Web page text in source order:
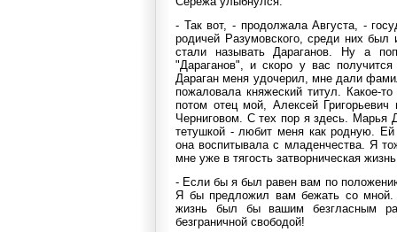
- Так вот, - продолжала Августа, -
родичей Разумовского, среди них был
стали называть Дараганов. Ну а
"Дараганов", и скоро у вас
Дараган меня удочерил, мне дали
пожаловала княжеский титул. Какое-
потом отец мой, Алексей
Черниговом. С тех пор я здесь. Марья
тетушкой - любит меня как родную.
она воспитывала с младенчества. Я
мне уже в тягость затворническая
- Если бы я был равен вам по
Я бы предложил вам бежать со
жизнь был бы вашим безгласным
безграничной свободой!